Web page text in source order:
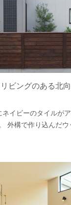
リビングのある北
イビーのタイルが
外構で作り込んだ